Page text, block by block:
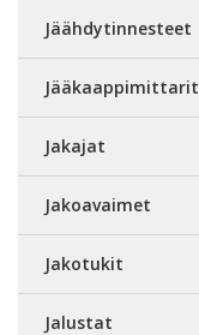
Jäähdytinnesteet
Jääkaappimittarit
Jakajat
Jakoavaimet
Jakotukit
Jalustat